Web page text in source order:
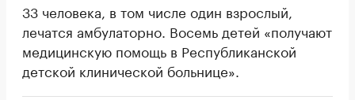
33 человека, в том числе один взрослый,
лечатся амбулаторно. Восемь детей «получают
медицинскую помощь в Республиканской
детской клинической больнице».